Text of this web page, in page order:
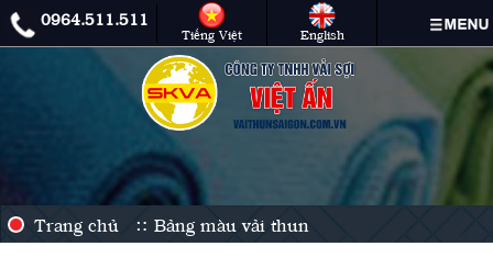
0964.511.511
Tiếng Việt English
TRANG
CHỦ
GIỚI
THIỆU
TẢI
PROFILE
SẢN
PHẨM
BẢNG
MÀU
TIN
TỨC
HÌNH
ẢNH
VIDEO
LIÊN
HỆ
Trang chủ Bảng màu vải thun